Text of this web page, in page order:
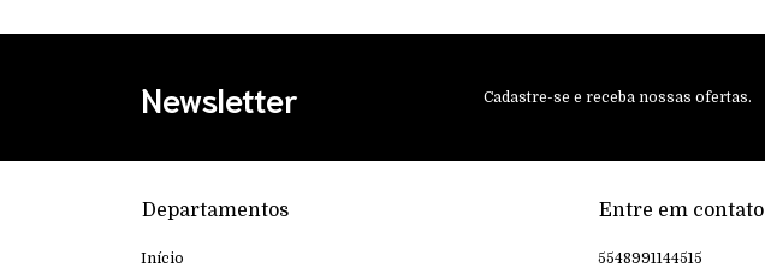
Newsletter Cadastre-se e receba nossas ofertas.
Departamentos
Início
Entre em contato
5548991144515